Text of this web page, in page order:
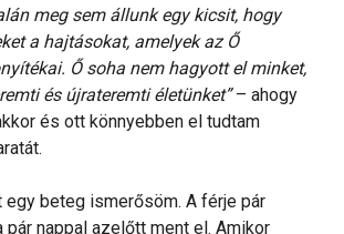
meg sem állunk egy kicsit, hogy
a hajtásokat, amelyek az Ő
Ő soha nem hagyott el minket,
és újrateremti életünket”– ahogy
és ott könnyebben el tudtam
egy beteg ismerősöm. A férje pár
pár nappal azelőtt ment el. Amikor